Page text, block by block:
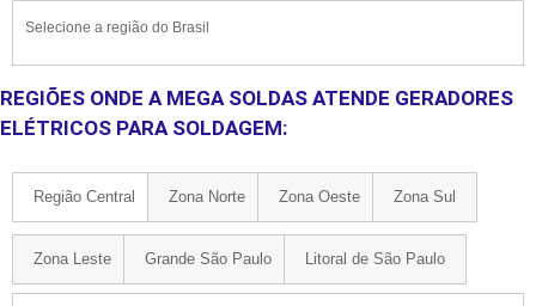
Selecione a região do Brasil
REGIÕES ONDE A MEGA SOLDAS ATENDE GERADORES
ELÉTRICOS PARA SOLDAGEM:
Região Central Zona Norte Zona Oeste Zona Sul
Zona Leste Grande São Paulo Litoral de São Paulo